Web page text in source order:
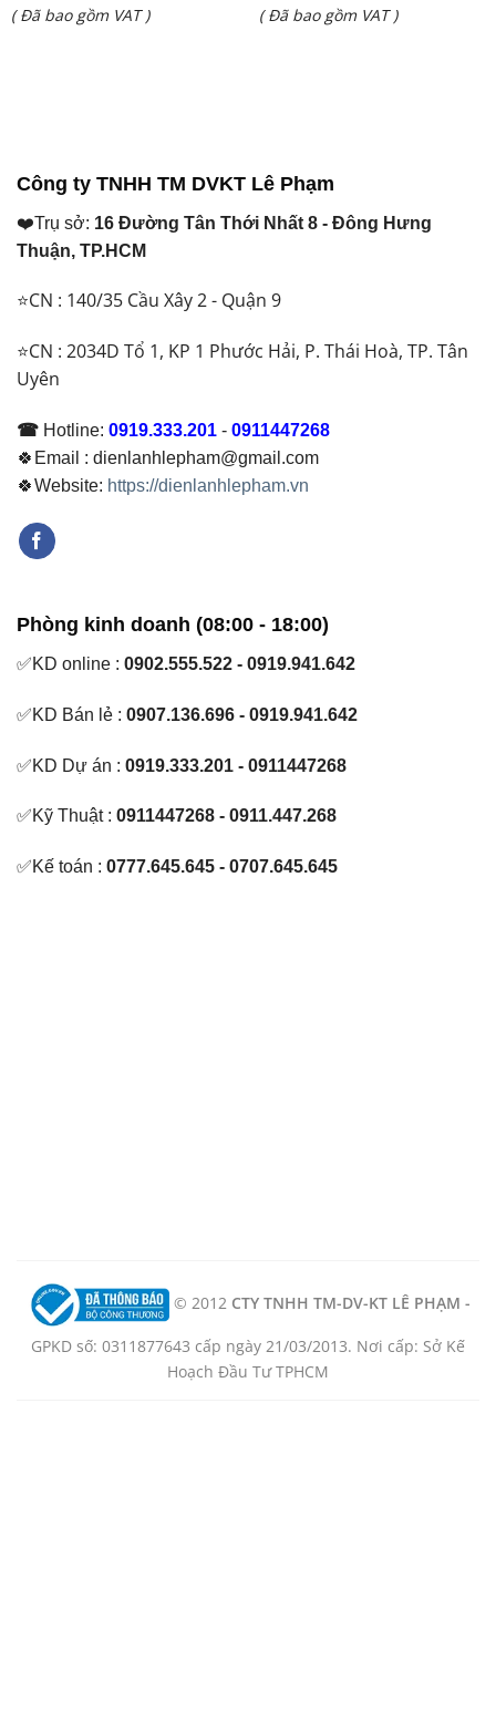
là:
Giá
( Đã bao gồm VAT )
là:
Giá
( Đã bao gồm VAT )
Công ty TNHH TM DVKT Lê Phạm
❤️Trụ sở: 16 Đường Tân Thới Nhất 8 - Đông Hưng
Thuận, TP.HCM
⭐CN : 140/35 Cầu Xây 2 - Quận 9
⭐CN : 2034D Tổ 1, KP 1 Phước Hải, P. Thái Hoà, TP. Tân
Uyên
☎ Hotline: 0919.333.201 - 0911447268
🍀Email : dienlanhlepham@gmail.com
🍀Website: https://dienlanhlepham.vn
Phòng kinh doanh (08:00 - 18:00)
✅KD online : 0902.555.522 - 0919.941.642
✅KD Bán lẻ : 0907.136.696 - 0919.941.642
✅KD Dự án : 0919.333.201 - 0911447268
✅Kỹ Thuật : 0911447268 - 0911.447.268
✅Kế toán : 0777.645.645 - 0707.645.645
© 2012 CTY TNHH TM-DV-KT LÊ PHẠM -
GPKD số: 0311877643 cấp ngày 21/03/2013. Nơi cấp: Sở Kế
Hoạch Đầu Tư TPHCM